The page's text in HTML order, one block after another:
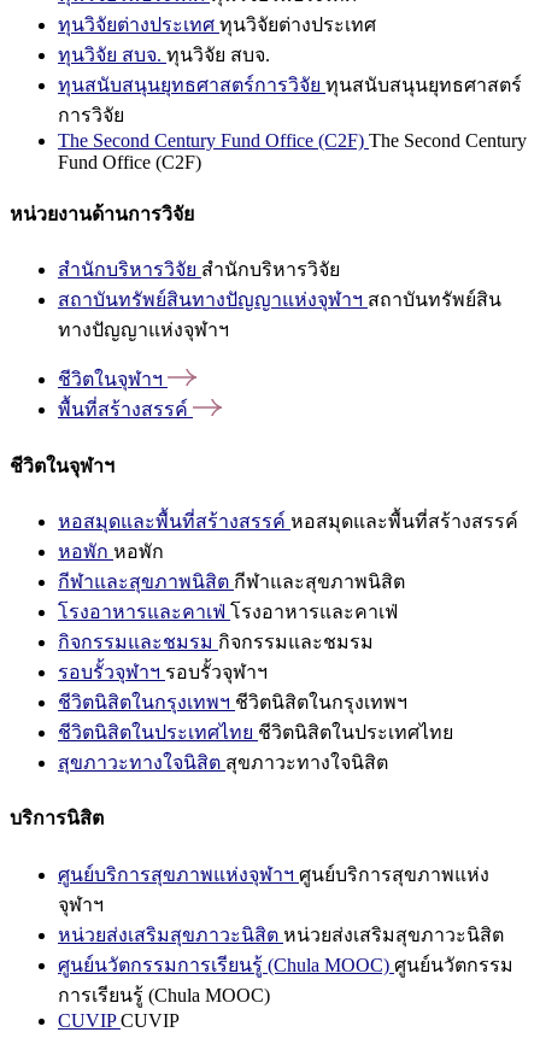
ทุนวิจัยต่างประเทศ ทุนวิจัยต่างประเทศ
ทุนวิจัย สบจ. ทุนวิจัย สบจ.
ทุนสนับสนุนยุทธศาสตร์การวิจัย ทุนสนับสนุนยุทธศาสตร์
การวิจัย
The Second Century Fund Office (C2F) The Second Century
Fund Office (C2F)
หน่วยงานด้านการวิจัย
สำนักบริหารวิจัย สำนักบริหารวิจัย
สถาบันทรัพย์สินทางปัญญาแห่งจุฬาฯ สถาบันทรัพย์สิน
ทางปัญญาแห่งจุฬาฯ
ชีวิตในจุฬาฯ
พื้นที่สร้างสรรค์
ชีวิตในจุฬาฯ
หอสมุดและพื้นที่สร้างสรรค์ หอสมุดและพื้นที่สร้างสรรค์
หอพัก หอพัก
กีฬาและสุขภาพนิสิต กีฬาและสุขภาพนิสิต
โรงอาหารและคาเฟ่ โรงอาหารและคาเฟ่
กิจกรรมและชมรม กิจกรรมและชมรม
รอบรั้วจุฬาฯ รอบรั้วจุฬาฯ
ชีวิตนิสิตในกรุงเทพฯ ชีวิตนิสิตในกรุงเทพฯ
ชีวิตนิสิตในประเทศไทย ชีวิตนิสิตในประเทศไทย
สุขภาวะทางใจนิสิต สุขภาวะทางใจนิสิต
บริการนิสิต
ศูนย์บริการสุขภาพแห่งจุฬาฯ ศูนย์บริการสุขภาพแห่ง
จุฬาฯ
หน่วยส่งเสริมสุขภาวะนิสิต หน่วยส่งเสริมสุขภาวะนิสิต
ศูนย์นวัตกรรมการเรียนรู้ (Chula MOOC) ศูนย์นวัตกรรม
การเรียนรู้ (Chula MOOC)
CUVIPCUVIP